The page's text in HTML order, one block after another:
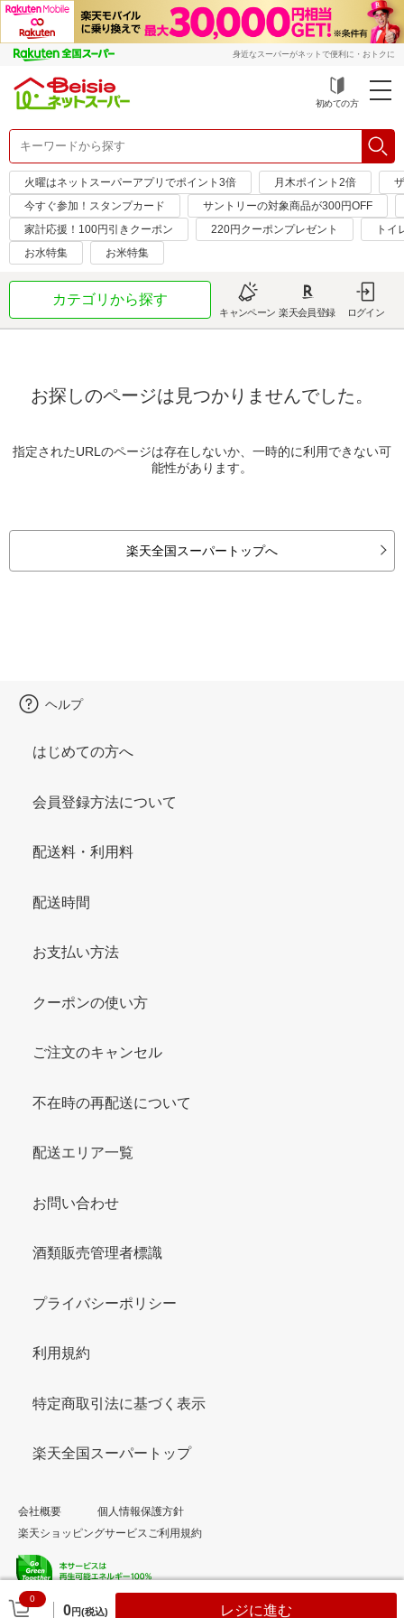
身近なスーパーがネットで便利に・おトクに
初めての方
火曜はネットスーパーアプリでポイント3倍 月木ポイント2倍
今すぐ参加！スタンプカード
サントリーの対象商品が300円OFF
家計応援！100円引きクーポン
220円クーポンプレゼント
トイ
お水特集
お米特集
カテゴリから探す
キャンペーン 楽天会員登録 ログイン
お探しのページは見つかりませんでした。
指定されたURLのページは存在しないか、一時的に利用できない可
能性があります。
楽天全国スーパートップへ
0
0円(税込) レジに進む
ヘルプ
はじめての方へ
会員登録方法について
配送料・利用料
配送時間
お支払い方法
クーポンの使い方
ご注文のキャンセル
不在時の再配送について
配送エリア一覧
お問い合わせ
酒類販売管理者標識
プライバシーポリシー
利用規約
特定商取引法に基づく表示
楽天全国スーパートップ
会社概要
個人情報保護方針
楽天ショッピングサービスご利用規約
© Rakuten Group, Inc.